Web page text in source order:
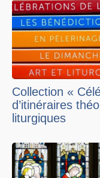
Collection «
d’itinéraires
liturgiques